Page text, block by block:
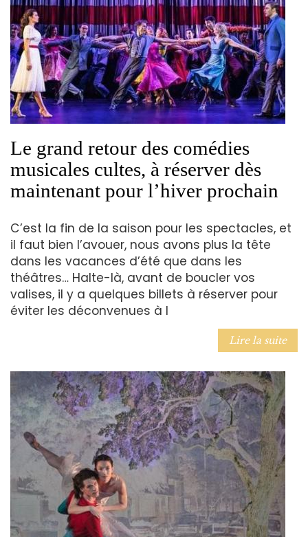
Le grand retour des comédies
musicales cultes, à réserver dès
maintenant pour l’hiver prochain
C’est la fin de la saison pour les spectacles, et
il faut bien l’avouer, nous avons plus la tête
dans les vacances d’été que dans les
théâtres… Halte-là, avant de boucler vos
valises, il y a quelques billets à réserver pour
éviter les déconvenues à l
Lire la suite